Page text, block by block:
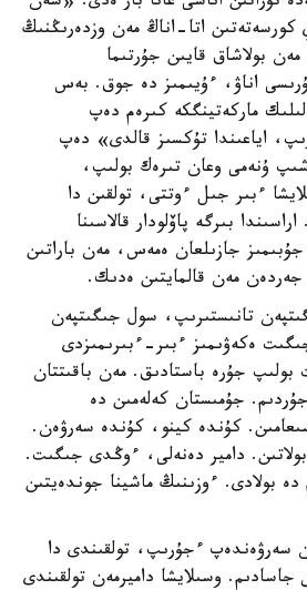
كورسەتەتىن اتا-اناڭ مەن وزدەرىڭنىڭ
مەن بولاشاق قايىن جۇرتىما
اناۋ، ءۇيىمىز دە جوق. بەس
ماركەتينگكە كىرەم دەپ
اياعىندا تۇكسىز قالدى» دەپ
ۇنەمى وعان تىرەك بولىپ،
ءبىر جىل ءوتتى، تولقىن دا
بىرگە پاۆلودار قالاسىنا
جۇبىمىز جازىلعان ەمەس، مەن باراتىن
مەن قالمايتىن ەدىك.
تانىستىرىپ، سول جىگىتپەن
ەكەۋىمىز ءبىر-ءبىرىمىزدى
جۇرە باستادىق. مەن باقىتتان
جۇمىستان كەلەمىن دە
كۇندە كينو، كۇندە سەرۋەن.
دامير دەنەلى، ءوڭدى جىگىت.
بولادى. ءوزىنىڭ ماشينا جوندەيتىن
سەرۋەندەپ ءجۇرىپ، تولقىندى دا
جاسادىم. وسىلايشا داميرمەن تولقىندى